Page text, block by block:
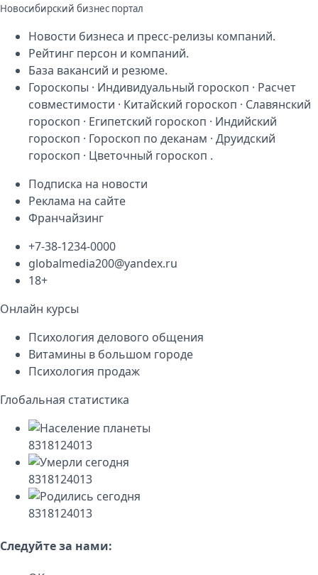
Новосибирский бизнес портал
Новости бизнеса и пресс-релизы компаний.
Рейтинг персон и компаний.
База вакансий и резюме.
Гороскопы · Индивидуальный гороскоп · Расчет
совместимости · Китайский гороскоп · Славянский
гороскоп · Египетский гороскоп · Индийский
гороскоп · Гороскоп по деканам · Друидский
гороскоп · Цветочный гороскоп .
Подписка на новости
Реклама на сайте
Франчайзинг
+7-38-1234-0000
globalmedia200@yandex.ru
18+
Онлайн курсы
Психология делового общения
Витамины в большом городе
Психология продаж
Глобальная статистика
8318124013
8318124013
8318124013
Следуйте за нами: